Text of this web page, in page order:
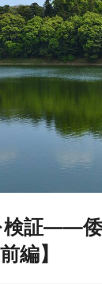
検証――
編】